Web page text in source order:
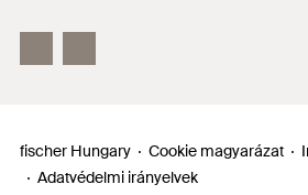
fischer Hungary Cookie magyarázat
Adatvédelmi irányelvek